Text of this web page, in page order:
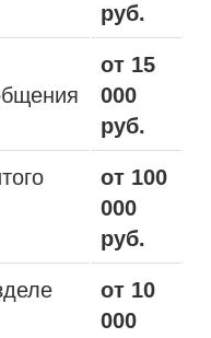
руб.
от 15
000
руб.
от 100
000
руб.
от 10
000